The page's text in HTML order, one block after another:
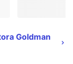
Goldman